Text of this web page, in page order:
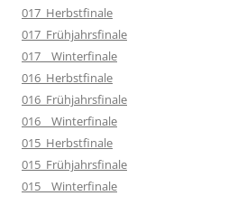
017_Herbstfinale
017_Frühjahrsfinale
017__Winterfinale
016_Herbstfinale
016_Frühjahrsfinale
016__Winterfinale
015_Herbstfinale
015_Frühjahrsfinale
015__Winterfinale